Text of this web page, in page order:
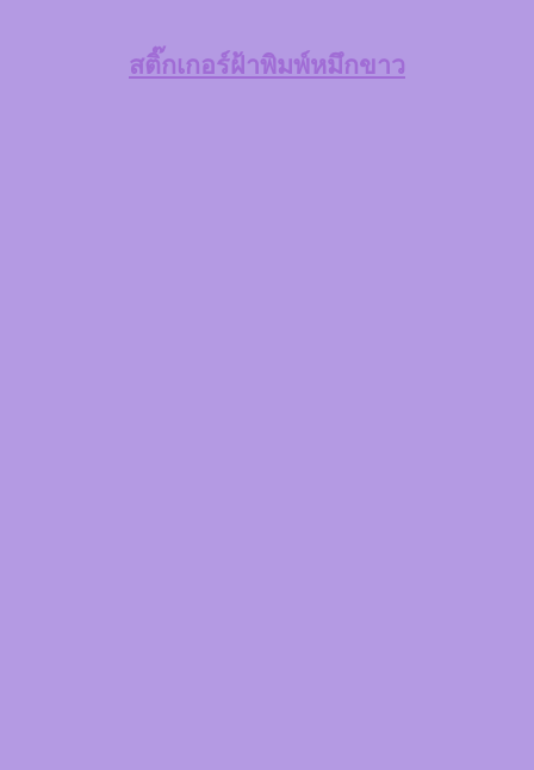
สติ๊กเกอร์ฝ้าพิมพ์หมึกขาว